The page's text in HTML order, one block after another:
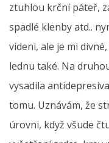
ztuhlou krční páteř,
spadlé klenby atd..
videni, ale je mi
lednu také. Na
vysadila
tomu. Uznávám, že
úrovni, když všude